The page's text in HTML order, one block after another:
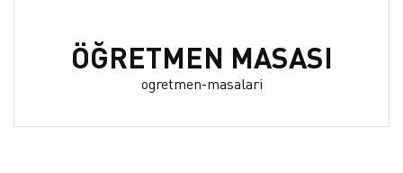
ÖĞRETMEN MASASI
ogretmen-masalari